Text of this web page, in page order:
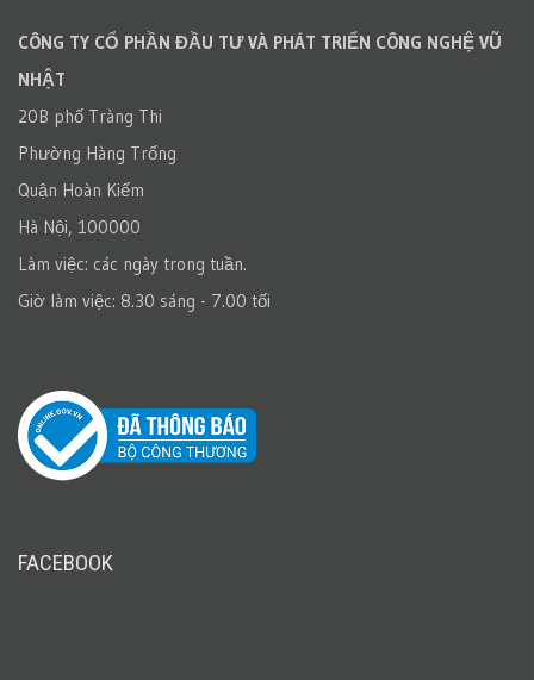
CÔNG TY CỔ PHẦN ĐẦU TƯ VÀ PHÁT TRIỂN CÔNG NGHỆ VŨ
NHẬT
20B phố Tràng Thi
Phường Hàng Trống
Quận Hoàn Kiếm
Hà Nội, 100000
Làm việc: các ngày trong tuần.
Giờ làm việc: 8.30 sáng - 7.00 tối
FACEBOOK